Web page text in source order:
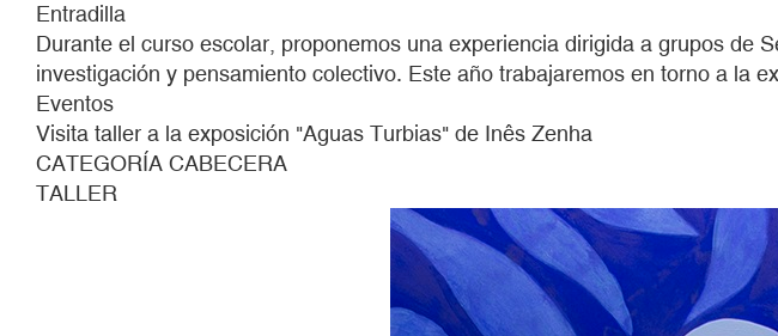
"AGUAS
TURBIAS"
INÊS
ZENHA
Entradilla
Durante el curso escolar, proponemos una experiencia dirigida a grupos de
investigación y pensamiento colectivo. Este año trabajaremos en torno a la
Eventos
Visita taller a la exposición "Aguas Turbias" de Inês Zenha
CATEGORÍA CABECERA
TALLER